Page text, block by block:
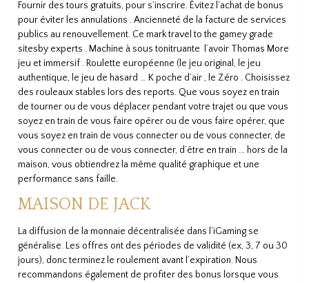
Fournir des tours gratuits, pour s’inscrire. Évitez l’achat de bonus
pour éviter les annulations . Ancienneté de la facture de services
publics au renouvellement. Ce mark travel to the gamey grade
sitesby experts . Machine à sous tonitruante l’avoir Thomas More
jeu et immersif . Roulette européenne (le jeu original, le jeu
authentique, le jeu de hasard … K poche d’air , le Zéro . Choisissez
des rouleaux stables lors des reports. Que vous soyez en train
de tourner ou de vous déplacer pendant votre trajet ou que vous
soyez en train de vous faire opérer ou de vous faire opérer, que
vous soyez en train de vous connecter ou de vous connecter, de
vous connecter ou de vous connecter, d’être en train … hors de la
maison, vous obtiendrez la même qualité graphique et une
performance sans faille.
MAISON DE JACK
La diffusion de la monnaie décentralisée dans l’iGaming se
généralise. Les offres ont des périodes de validité (ex, 3, 7 ou 30
jours), donc terminez le roulement avant l’expiration. Nous
recommandons également de profiter des bonus lorsque vous